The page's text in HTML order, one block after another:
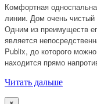
Комфортная
линии. Дом очень чистый
Одним из преимуществ
является
Publix, до которого
находится прямо
Читать дальше